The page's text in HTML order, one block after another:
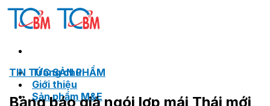
Skip
Trang chủ
Giới thiệu
Sản phẩm M&E
TIN TỨC SẢN PHẨM
Bảng báo giá ngói lợp mái Thái mới